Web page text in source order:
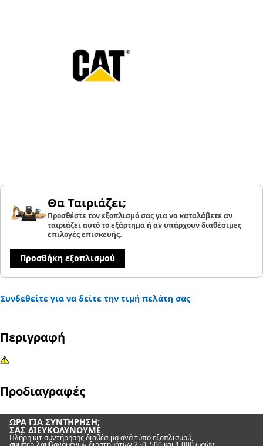
Θα Ταιριάζει;
Προσθέστε τον εξοπλισμό σας για να καταλάβετε αν
ταιριάζει αυτό το εξάρτημα ή αν υπάρχουν διαθέσιμες
επιλογές επισκευής.
Προσθήκη εξοπλισμού
Συνδεθείτε για να δείτε την τιμή πελάτη σας
Περιγραφή
Προδιαγραφές
ΏΡΑ ΓΙΑ ΣΥΝΤΉΡΗΣΗ;
ΣΑΣ ΔΙΕΥΚΟΛΎΝΟΥΜΕ
Πλήρη κιτ συντήρησης διαθέσιμα ανά τύπο εξοπλισμού,